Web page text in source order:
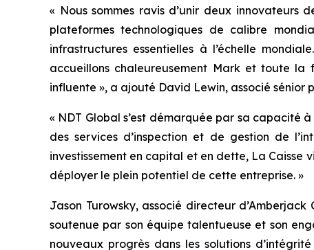
« Nous sommes ravis d’unir deux innovateurs
plateformes technologiques de calibre
infrastructures essentielles à l’échelle
accueillons chaleureusement Mark et toute
influente », a ajouté David Lewin, associé sénior
« NDT Global s’est démarquée par sa capacité
des services d’inspection et de gestion de
investissement en capital et en dette, La
déployer le plein potentiel de cette entreprise. »
Jason Turowsky, associé directeur
soutenue par son équipe talentueuse et son
nouveaux progrès dans les solutions